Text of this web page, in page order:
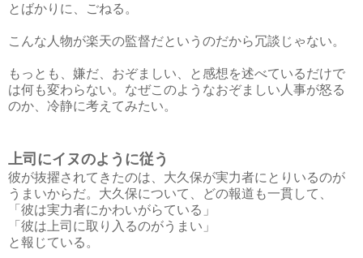
とばかりに、ごねる。
こんな人物が楽天の監督だというのだから冗談じゃない。
もっとも、嫌だ、おぞましい、と感想を述べているだけで
は何も変わらない。なぜこのようなおぞましい人事が怒る
のか、冷静に考えてみたい。
上司にイヌのように従う
彼が抜擢されてきたのは、大久保が実力者にとりいるのが
うまいからだ。大久保について、どの報道も一貫して、
「彼は実力者にかわいがらている」
「彼は上司に取り入るのがうまい」
と報じている。